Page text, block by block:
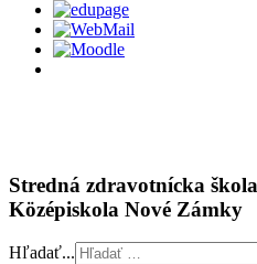
Stredná zdravotnícka
Középiskola Nové Zámky
Hľadať...